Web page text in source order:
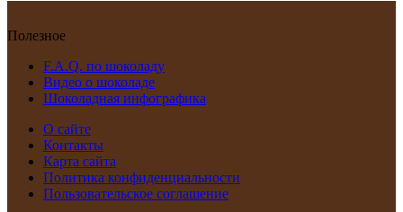
Полезное
F.A.Q. по шоколаду
Видео о шоколаде
Шоколадная инфографика
О сайте
Контакты
Карта сайта
Политика конфиденциальности
Пользовательское соглашение